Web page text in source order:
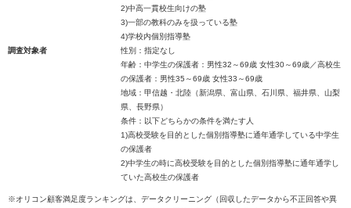
2)中高一貫校生向けの塾
3)一部の教科のみを扱っている塾
4)学校内個別指導塾
調査対象者
性別：指定なし
年齢：中学生の保護者：男性32～69歳 女性30～69歳／高校生
の保護者：男性35～69歳 女性33～69歳
地域：甲信越・北陸（新潟県、富山県、石川県、福井県、山梨
県、長野県）
条件：以下どちらかの条件を満たす人
1)高校受験を目的とした個別指導塾に通年通学している中学生
の保護者
2)中学生の時に高校受験を目的とした個別指導塾に通年通学し
ていた高校生の保護者
※オリコン顧客満足度ランキングは、データクリーニング（回収したデータから不正回答や異